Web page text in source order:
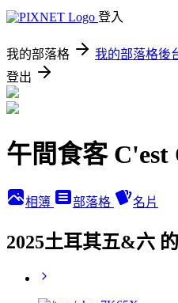
登入
我的部落格 我的部落格後
登出
午間食客
相簿 部落格 名片
2025土耳其五&六